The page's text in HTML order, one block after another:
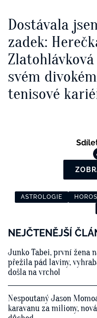
Dostávala
zadek:
svém
tenisové
ASTROLOGIE
NEJČTENĚJŠÍ
Junko Tabei, první žena
přežila pád laviny,
došla na vrchol
Nespoutaný Jason
karavanu za miliony,